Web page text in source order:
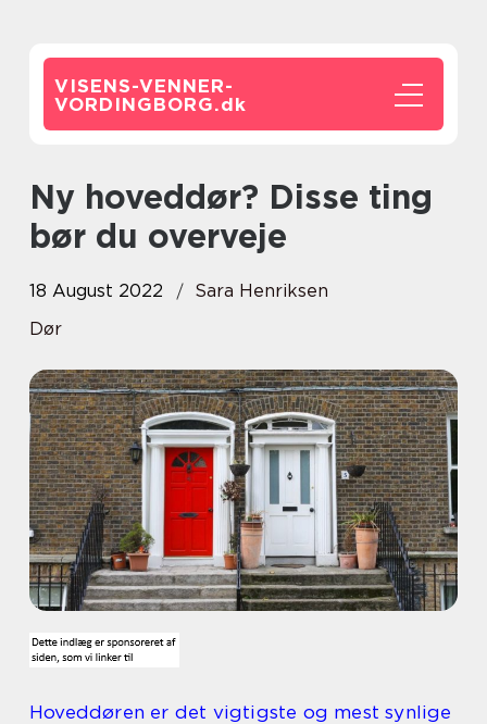
VISENS-VENNER-
VORDINGBORG.dk
Ny hoveddør? Disse ting
bør du overveje
18 August 2022
Sara Henriksen
Dør
Hoveddøren er det vigtigste og mest synlige